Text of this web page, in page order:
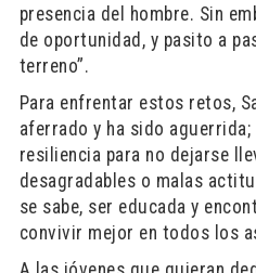
presencia del hombre. Sin
de oportunidad, y pasito a
terreno”.
Para enfrentar estos retos,
aferrado y ha sido
resiliencia para no dejarse
desagradables o malas
se sabe, ser educada y
convivir mejor en todos los